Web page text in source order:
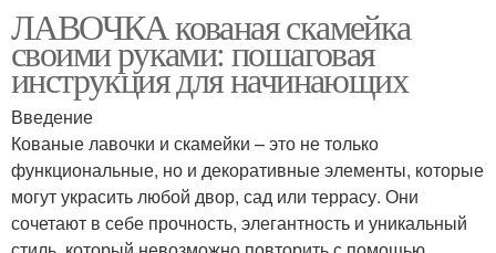
ЛАВОЧКА кованая скамейка
своими руками: пошаговая
инструкция для начинающих
Введение
Кованые лавочки и скамейки – это не только
функциональные, но и декоративные элементы, которые
могут украсить любой двор, сад или террасу. Они
сочетают в себе прочность, элегантность и уникальный